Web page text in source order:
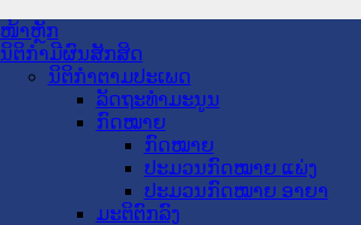
ໜ້າຫຼັກ
ນິຕິກໍາມີຜົນສັກສິດ
ນິຕິກໍາຕາມປະເພດ
ລັດຖະທໍາມະນູນ
ກົດໝາຍ
ກົດໝາຍ
ປະມວນກົດໝາຍ ແພ່ງ
ປະມວນກົດໝາຍ ອາຍາ
ມະຕິຕົກລົງ